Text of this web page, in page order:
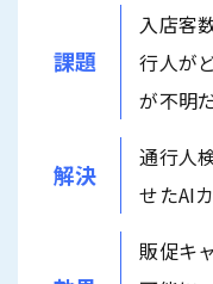
課題
入店客
行人が
が不明
解決
通行人
せたAI
販促キ